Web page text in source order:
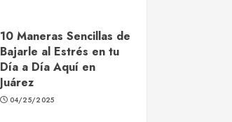
10 Maneras Sencillas de
Bajarle al Estrés en tu
Día a Día Aquí en
Juárez
04/25/2025